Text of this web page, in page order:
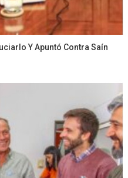
Y Apuntó Contra Saín